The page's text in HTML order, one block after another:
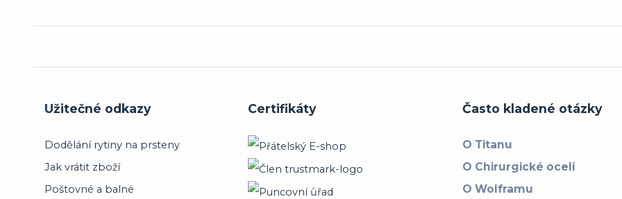
Užitečné odkazy
Dodělání rytiny na prsteny
Jak vrátit zboží
Poštovné a balné
Certifikáty Často kladené otázky
O Titanu
O Chirurgické oceli
O Wolframu